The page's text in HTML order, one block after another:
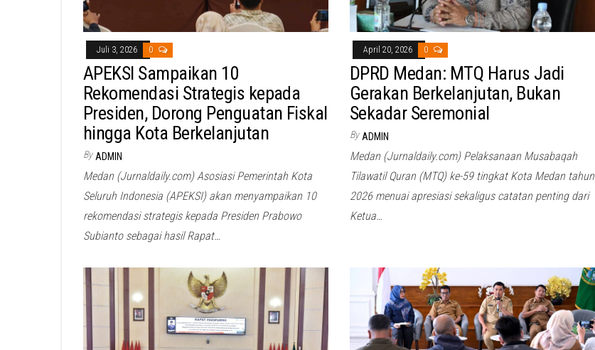
Juli 3, 2026 0
APEKSI Sampaikan 10
Rekomendasi Strategis kepada
Presiden, Dorong Penguatan Fiskal
hingga Kota Berkelanjutan
By ADMIN
Medan (Jurnaldaily.com) Asosiasi Pemerintah Kota
Seluruh Indonesia (APEKSI) akan menyampaikan 10
rekomendasi strategis kepada Presiden Prabowo
Subianto sebagai hasil Rapat…
April 20, 2026 0
DPRD Medan: MTQ Harus Jadi
Gerakan Berkelanjutan, Bukan
Sekadar Seremonial
By ADMIN
Medan (Jurnaldaily.com) Pelaksanaan Musabaqah
Tilawatil Quran (MTQ) ke-59 tingkat Kota Medan tahun
2026 menuai apresiasi sekaligus catatan penting dari
Ketua…